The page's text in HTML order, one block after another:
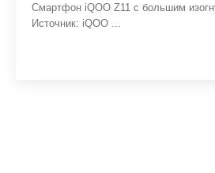
Смартфон iQOO Z11 с большим